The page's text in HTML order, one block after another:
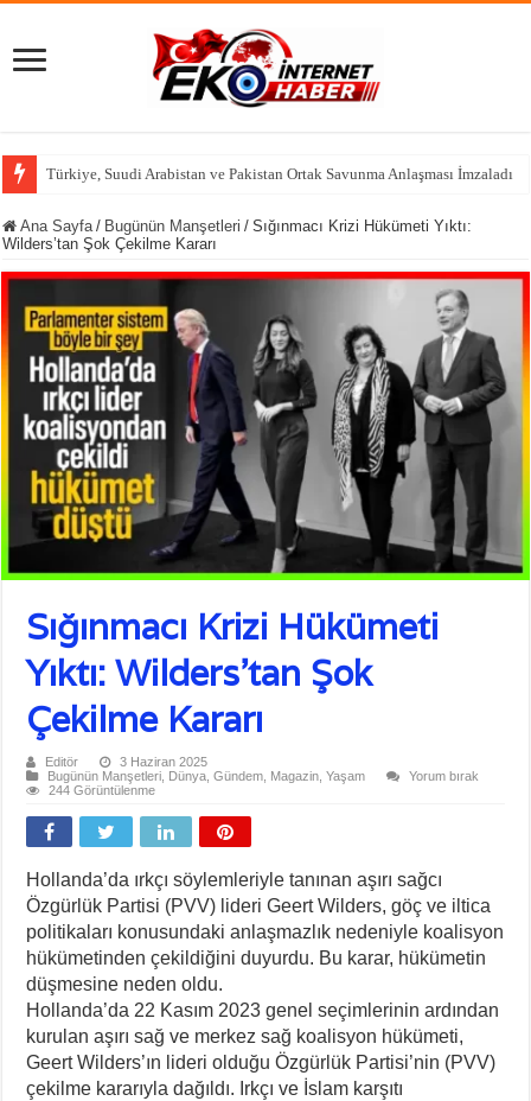
Halk TV’de ‘Yeni Parti’
Ana Sayfa / Bugünün Manşetleri / Sığınmacı Krizi Hükümeti Yıktı:
Wilders’tan Şok Çekilme Kararı
Sığınmacı Krizi Hükümeti
Yıktı: Wilders’tan Şok
Çekilme Kararı
Editör
3 Haziran 2025
Bugünün Manşetleri Dünya ,Gündem Magazin ,Yaşam
Yorum bırak
244 Görüntülenme
Hollanda’da ırkçı söylemleriyle tanınan aşırı sağcı
Özgürlük Partisi (PVV) lideri Geert Wilders, göç ve iltica
politikaları konusundaki anlaşmazlık nedeniyle koalisyon
hükümetinden çekildiğini duyurdu. Bu karar, hükümetin
düşmesine neden oldu.
Hollanda’da 22 Kasım 2023 genel seçimlerinin ardından
kurulan aşırı sağ ve merkez sağ koalisyon hükümeti,
Geert Wilders’ın lideri olduğu Özgürlük Partisi’nin (PVV)
çekilme kararıyla dağıldı. Irkçı ve İslam karşıtı